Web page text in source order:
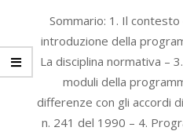
09-
30
Sommario: 1. Il
introduzione della
La disciplina normativa –
moduli della
differenze con gli accordi
n. 241 del 1990 – 4.